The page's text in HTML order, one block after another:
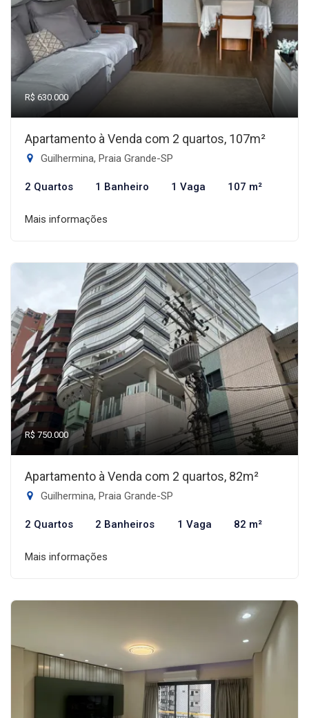
R$ 630.000
Apartamento à Venda com 2 quartos, 107m²
Guilhermina, Praia Grande-SP
2 Quartos 1 Banheiro 1 Vaga 107 m²
Mais informações
R$ 750.000
Apartamento à Venda com 2 quartos, 82m²
Guilhermina, Praia Grande-SP
2 Quartos 2 Banheiros 1 Vaga 82 m²
Mais informações